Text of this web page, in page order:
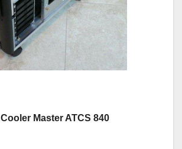
Cooler Master ATCS 840